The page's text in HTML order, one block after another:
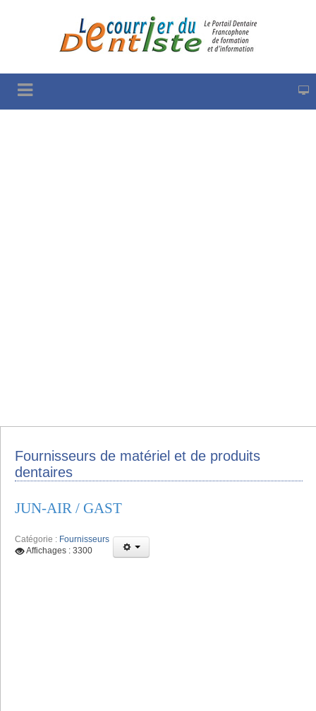
Fournisseurs de matériel et de produits
dentaires
JUN-AIR / GAST
Catégorie : Fournisseurs
Affichages : 3300